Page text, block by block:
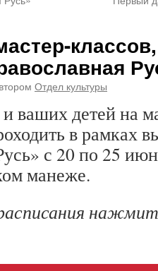
Отдел культуры
ваших детей на
в рамках
с 20 по 25
манеже.